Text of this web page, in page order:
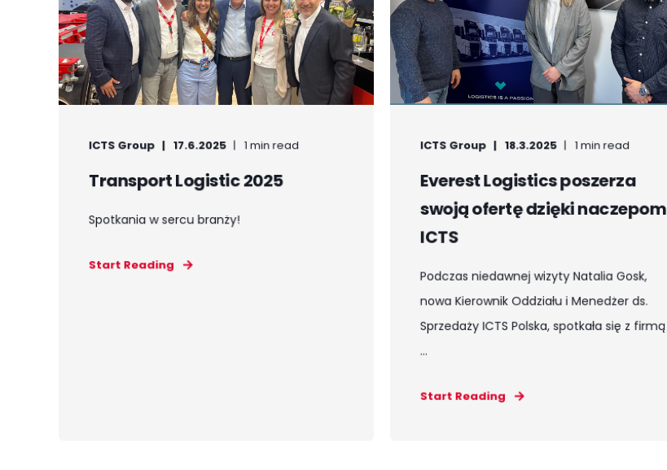
ICTS Group 17.6.2025 1 min read
Transport Logistic 2025
Spotkania w sercu branży!
Start Reading
ICTS Group 18.3.2025 1 min read
Everest Logistics poszerza
swoją ofertę dzięki naczepom
ICTS
Podczas niedawnej wizyty Natalia Gosk,
nowa Kierownik Oddziału i Menedżer ds.
Sprzedaży ICTS Polska, spotkała się z firmą
...
Start Reading